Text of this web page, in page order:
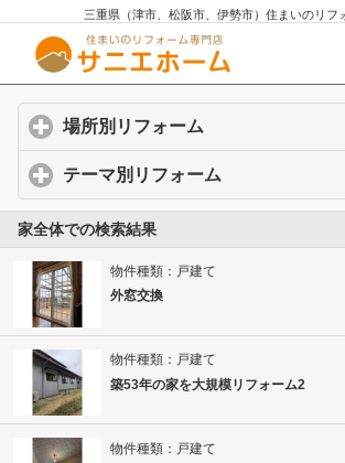
三重県（津市、松阪市、伊勢市）住まいのリフ
場所別リフォーム
テーマ別リフォーム
家全体での検索結果
物件種類：戸建て
外窓交換
物件種類：戸建て
築53年の家を大規模リフォーム2
物件種類：戸建て